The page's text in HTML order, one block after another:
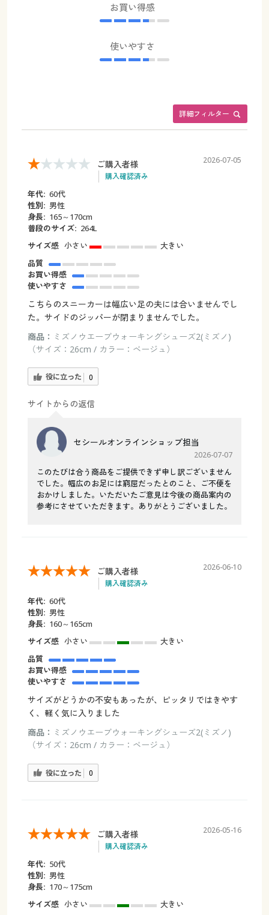
お買い得感
使いやすさ
詳細フィルター
ご購入者様
購入確認済み
2026-07-05
年代: 60代
性別: 男性
身長: 165～170cm
普段のサイズ: 264L
サイズ感 小さい
大きい
品質
お買い得感
使いやすさ
こちらのスニーカーは幅広い足の夫には合いませんでし
た。サイドのジッパーが閉まりませんでした。
商品： ミズノウエーブウォーキングシューズ2(ミズノ)
（サイズ：26cm / カラー：ベージュ）
役に立った 0
サイトからの返信
セシールオンラインショップ担当
2026-07-07
このたびは合う商品をご提供できず申し訳ございません
でした。幅広のお足には窮屈だったとのこと、ご不便を
おかけしました。いただいたご意見は今後の商品案内の
参考にさせていただきます。ありがとうございました。
ご購入者様
購入確認済み
2026-06-10
年代: 60代
性別: 男性
身長: 160～165cm
サイズ感 小さい
大きい
品質
お買い得感
使いやすさ
サイズがどうかの不安もあったが、ピッタリではきやす
く、軽く気に入りました
商品： ミズノウエーブウォーキングシューズ2(ミズノ)
（サイズ：26cm / カラー：ベージュ）
役に立った 0
ご購入者様
購入確認済み
2026-05-16
年代: 50代
性別: 男性
身長: 170～175cm
サイズ感 小さい
大きい